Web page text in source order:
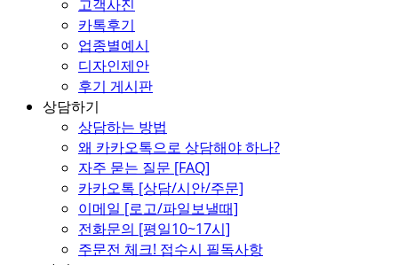
고객사진
카톡후기
업종별예시
디자인제안
후기 게시판
상담하기
상담하는 방법
왜 카카오톡으로 상담해야 하나?
자주 묻는 질문 [FAQ]
카카오톡 [상담/시안/주문]
이메일 [로고/파일보낼때]
전화문의 [평일10~17시]
주문전 체크! 접수시 필독사항